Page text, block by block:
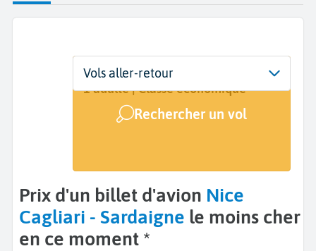
Départ
Nice (NCE)
Dates
11 août - 15 août
Voyageurs | Classe
1 adulte | Classe économique
Rechercher un vol
Vols aller-retour
Prix d'un billet d'avion Nice
Cagliari - Sardaigne le moins cher
en ce moment *